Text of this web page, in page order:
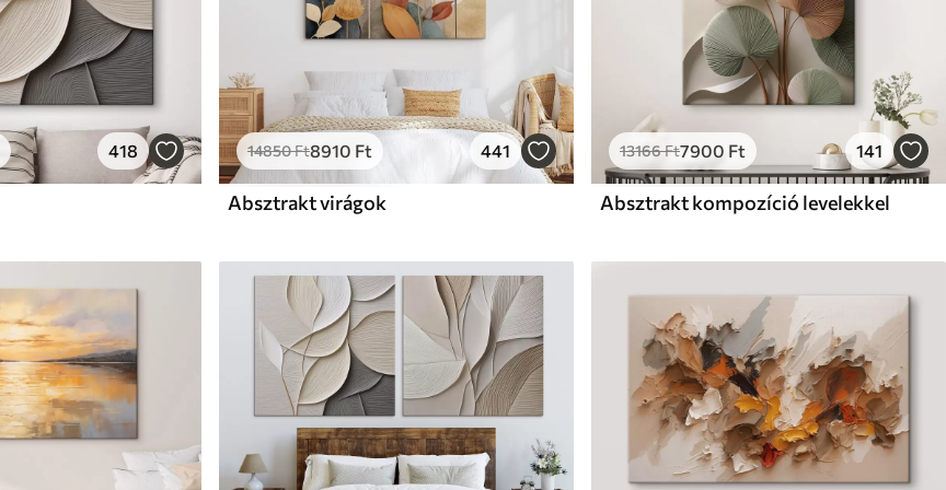
418 14850Ft8910 Ft 441
Absztrakt virágok
13166Ft7900 Ft 141
Absztrakt kompozíció levelekkel